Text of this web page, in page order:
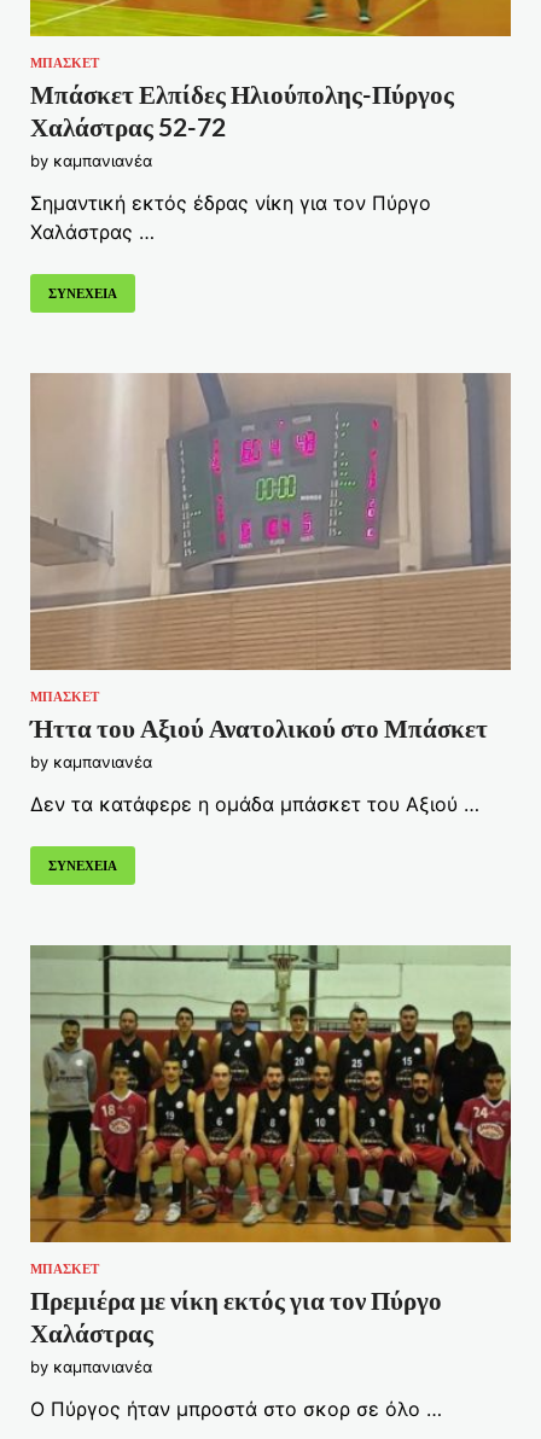
ΜΠΑΣΚΕΤ
Μπάσκετ Ελπίδες Ηλιούπολης-Πύργος
Χαλάστρας 52-72
by καμπανιανέα
Σημαντική εκτός έδρας νίκη για τον Πύργο
Χαλάστρας …
ΣΥΝΕΧΕΙΑ
ΜΠΑΣΚΕΤ
Ήττα του Αξιού Ανατολικού στο Μπάσκετ
by καμπανιανέα
Δεν τα κατάφερε η ομάδα μπάσκετ του Αξιού …
ΣΥΝΕΧΕΙΑ
ΜΠΑΣΚΕΤ
Πρεμιέρα με νίκη εκτός για τον Πύργο
Χαλάστρας
by καμπανιανέα
Ο Πύργος ήταν μπροστά στο σκορ σε όλο …